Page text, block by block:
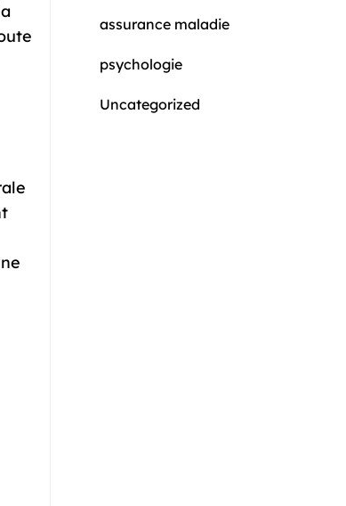
assurance maladie
psychologie
Uncategorized